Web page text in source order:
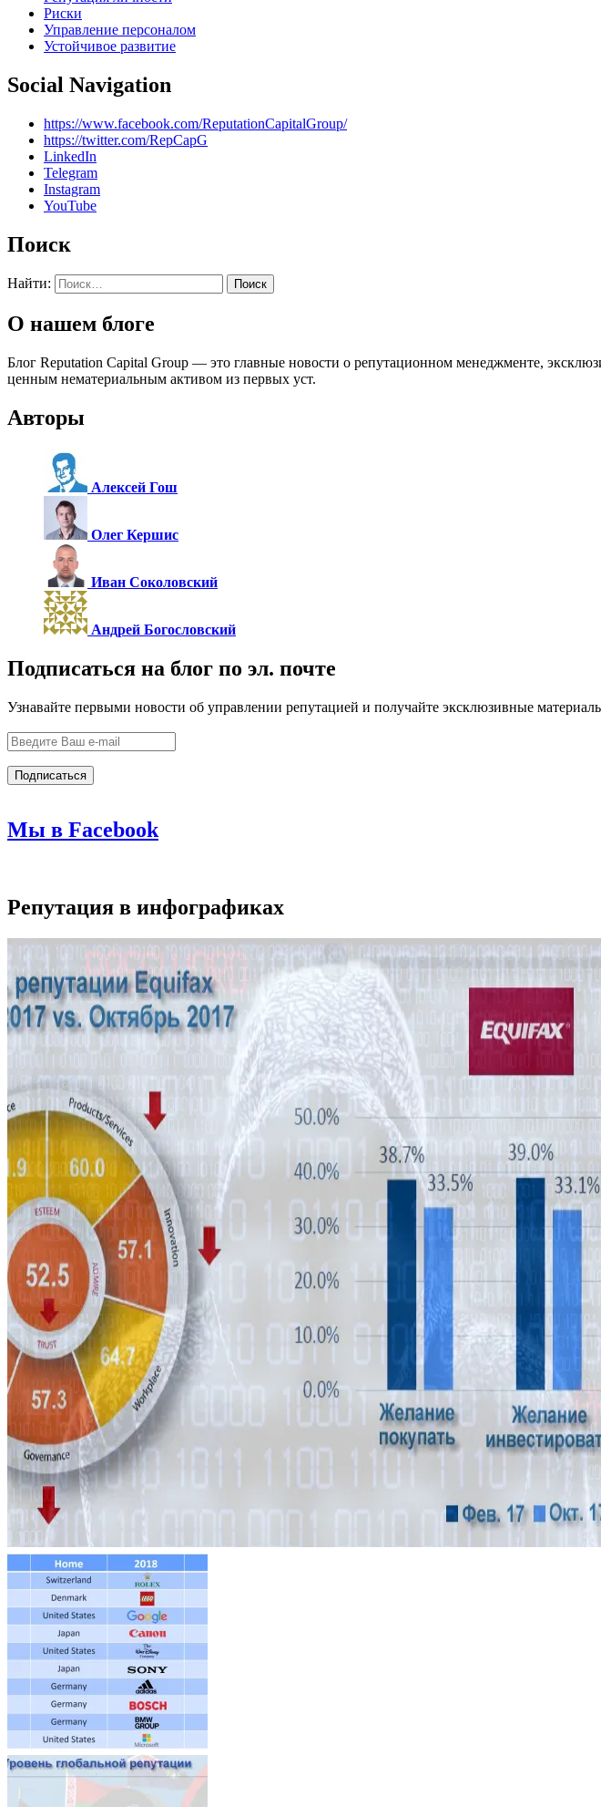
Риски
Управление персоналом
Устойчивое развитие
Social Navigation
https://www.facebook.com/ReputationCapitalGroup/
https://twitter.com/RepCapG
LinkedIn
Telegram
Instagram
YouTube
Поиск
Найти:
О нашем блоге
Блог Reputation Capital Group — это главные новости о репутационном менеджменте,
ценным нематериальным активом из первых уст.
Авторы
Алексей Гош
Олег Кершис
Иван Соколовский
Андрей Богословский
Подписаться на блог по эл. почте
Узнавайте первыми новости об управлении репутацией и получайте эксклюзивные
Мы в Facebook
Репутация в инфографиках